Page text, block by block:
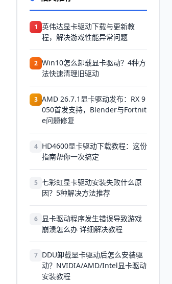
1 英伟达显卡驱动下载与更新教
程，解决游戏性能异常问题
2 Win10怎么卸载显卡驱动？4种方
法快速清理旧驱动
3 AMD 26.7.1显卡驱动发布：RX 9
050首发支持，Blender与Fortnit
e问题修复
4 HD4600显卡驱动下载教程：这份
指南帮你一次搞定
5 七彩虹显卡驱动安装失败什么原
因？5种解决方法推荐
6
显卡驱动程序发生错误导致游戏
崩溃怎么办 详细解决教程
7 DDU卸载显卡驱动后怎么安装驱
动？NVIDIA/AMD/Intel显卡驱动
安装教程